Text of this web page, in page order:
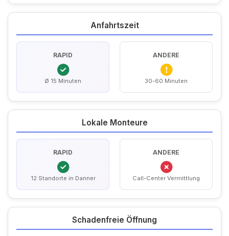
Anfahrtszeit
RAPID
Ø 15 Minuten
ANDERE
30-60 Minuten
Lokale Monteure
RAPID
12 Standorte in Danner
ANDERE
Call-Center Vermittlung
Schadenfreie Öffnung